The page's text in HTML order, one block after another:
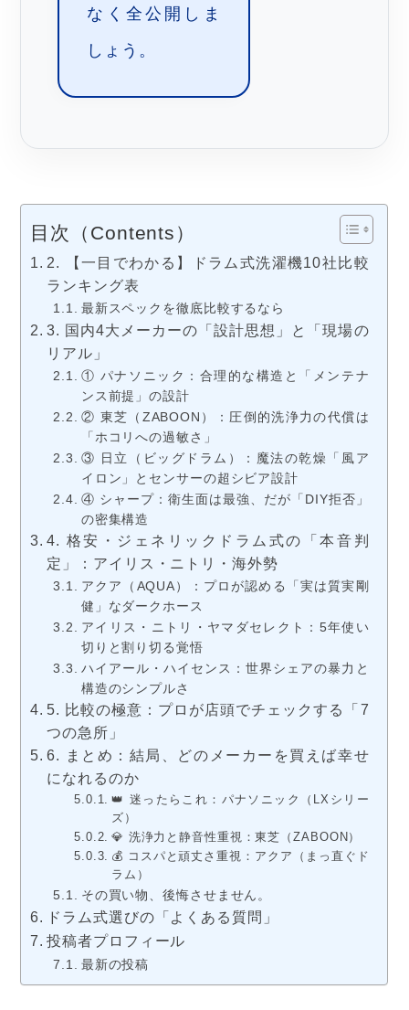
なく全公開しま
しょう。
目次（Contents）
2. 【一目でわかる】ドラム式洗濯機10社比較
ランキング表
最新スペックを徹底比較するなら
3. 国内4大メーカーの「設計思想」と「現場の
リアル」
① パナソニック：合理的な構造と「メンテナ
ンス前提」の設計
② 東芝（ZABOON）：圧倒的洗浄力の代償は
「ホコリへの過敏さ」
③ 日立（ビッグドラム）：魔法の乾燥「風ア
イロン」とセンサーの超シビア設計
④ シャープ：衛生面は最強、だが「DIY拒否」
の密集構造
4. 格安・ジェネリックドラム式の「本音判
定」：アイリス・ニトリ・海外勢
アクア（AQUA）：プロが認める「実は質実剛
健」なダークホース
アイリス・ニトリ・ヤマダセレクト：5年使い
切りと割り切る覚悟
ハイアール・ハイセンス：世界シェアの暴力と
構造のシンプルさ
5. 比較の極意：プロが店頭でチェックする「7
つの急所」
6. まとめ：結局、どのメーカーを買えば幸せ
になれるのか
👑 迷ったらこれ：パナソニック（LXシリー
ズ）
💎 洗浄力と静音性重視：東芝（ZABOON）
💰 コスパと頑丈さ重視：アクア（まっ直ぐド
ラム）
その買い物、後悔させません。
ドラム式選びの「よくある質問」
投稿者プロフィール
最新の投稿